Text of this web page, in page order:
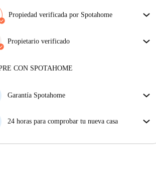
Propiedad verificada por Spotahome
obtienes exactamente lo que ves en el anuncio.
Más sobre la verificación
Propietario verificado
sobre este arrendador
CON SPOTAHOME
Garantía Spotahome
previas a la fecha de entrada, Spotahome A) te
hotel hasta que encuentres nueva casa o B) te hará
24 horas para comprobar tu nueva casa